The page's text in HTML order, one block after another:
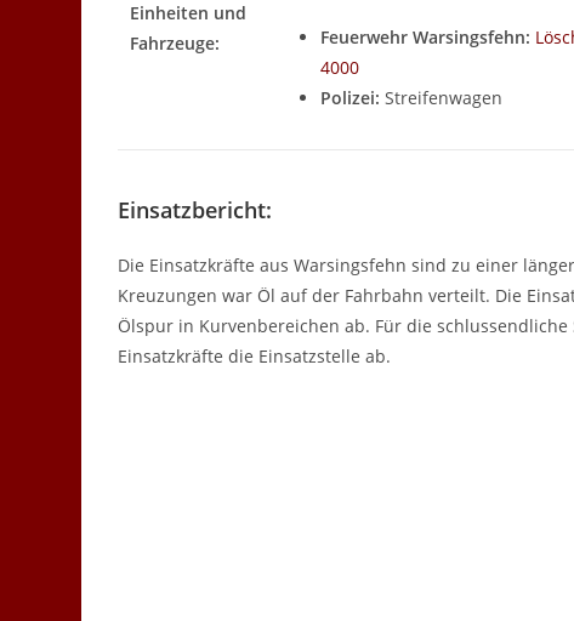
Einheiten und
Fahrzeuge:
Feuerwehr Warsingsfehn:
4000
Polizei: Streifenwagen
Einsatzbericht:
Die Einsatzkräfte aus Warsingsfehn sind zu einer
Kreuzungen war Öl auf der Fahrbahn verteilt. Die
Ölspur in Kurvenbereichen ab. Für die
Einsatzkräfte die Einsatzstelle ab.